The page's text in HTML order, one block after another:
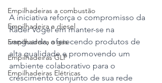
Empilhadeiras a combustão
Empilhadeira a diesel
Empilhadeira a gás
Empilhadeiras GLP
Empilhadeiras Elétricas
A iniciativa reforça o compromisso da
Räder Vogel em manter-se na
vanguarda, oferecendo produtos de
alta qualidade e promovendo um
ambiente colaborativo para o
crescimento conjunto de sua rede